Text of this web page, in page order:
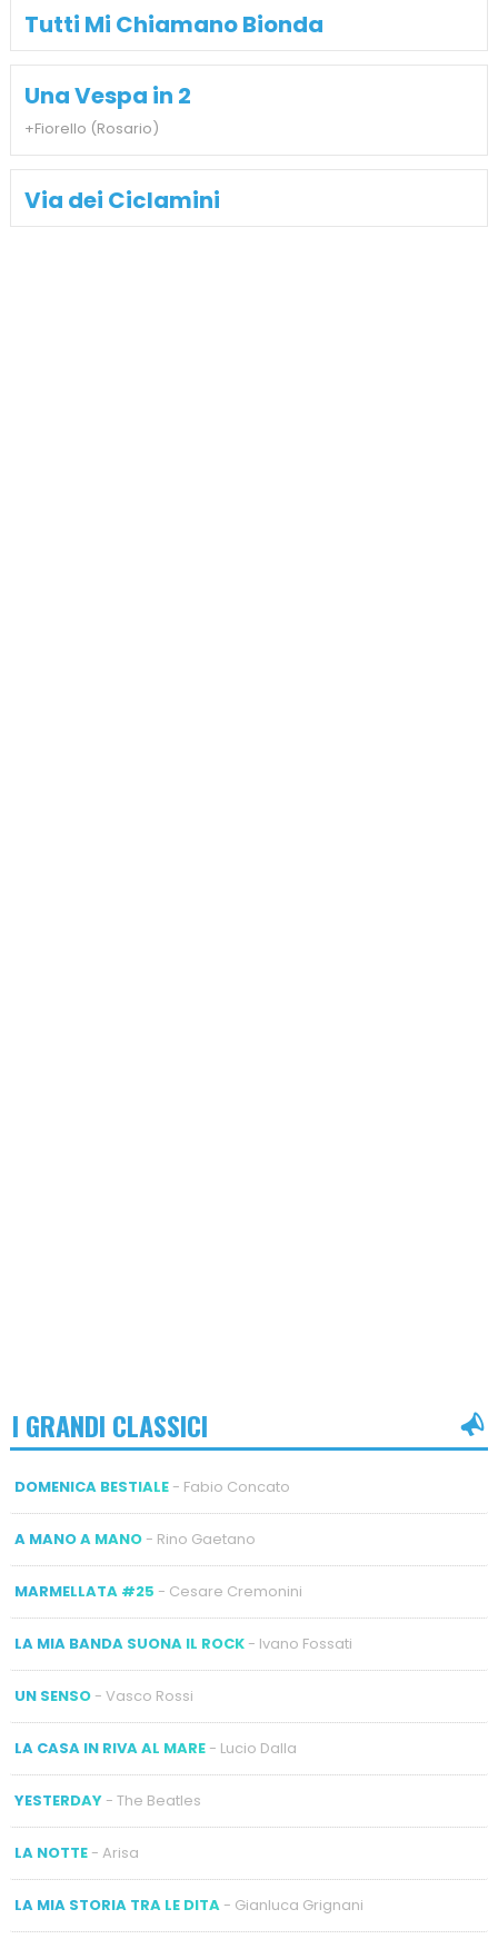
Tutti Mi Chiamano Bionda
Una Vespa in 2
+Fiorello (Rosario)
Via dei Ciclamini
I GRANDI CLASSICI
DOMENICA BESTIALE- Fabio Concato
A MANO A MANO- Rino Gaetano
MARMELLATA #25 - Cesare Cremonini
LA MIA BANDA SUONA IL ROCK- Ivano Fossati
UN SENSO- Vasco Rossi
LA CASA IN RIVA AL MARE- Lucio Dalla
YESTERDAY- The Beatles
LA NOTTE- Arisa
LA MIA STORIA TRA LE DITA- Gianluca Grignani